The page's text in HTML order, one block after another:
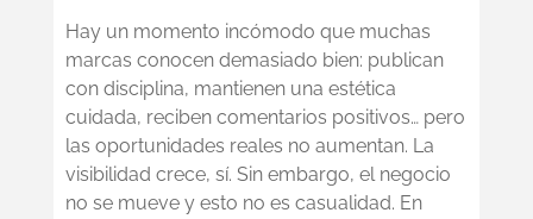
Hay un momento incómodo que muchas
marcas conocen demasiado bien: publican
con disciplina, mantienen una estética
cuidada, reciben comentarios positivos… pero
las oportunidades reales no aumentan. La
visibilidad crece, sí. Sin embargo, el negocio
no se mueve y esto no es casualidad. En